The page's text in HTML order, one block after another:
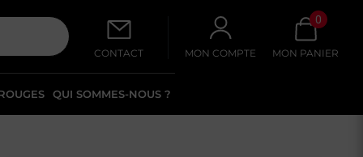
CONTACT
QUI SOMMES-NOUS ?
MON COMPTE
0
MON PANIER